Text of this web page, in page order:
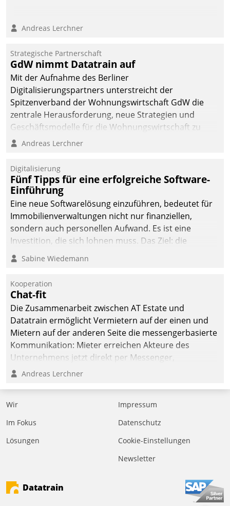
Andreas Lerchner
Strategische Partnerschaft
GdW nimmt Datatrain auf
Mit der Aufnahme des Berliner
Digitalisierungspartners unterstreicht der
Spitzenverband der Wohnungswirtschaft GdW die
zentrale Herausforderung, neue Strategien und
Geschäftsmodelle für die Wohnungswirtschaft zu
entwickeln.
Andreas Lerchner
Digitalisierung
Fünf Tipps für eine erfolgreiche Software-
Einführung
Eine neue Softwarelösung einzuführen, bedeutet für
Immobilienverwaltungen nicht nur finanziellen,
sondern auch personellen Aufwand. Es ist eine
Investition, die sich lohnen muss. Das Ziel: die
nachhaltige Optimierung der Geschäftsabläufe. Damit
dieses Ziel erreicht wird, sollten einige Grundregeln
Sabine Wiedemann
Kooperation
Chat-fit
Die Zusammenarbeit zwischen AT Estate und
Datatrain ermöglicht Vermietern auf der einen und
Mietern auf der anderen Seite die messengerbasierte
Kommunikation: Mieter erreichen Akteure des
Unternehmens jetzt direkt per Messenger,
Mitarbeiter oder Dienstleister empfangen oder
Andreas Lerchner
Wir
Im Fokus
Lösungen
Impressum
Datenschutz
Cookie-Einstellungen
Newsletter
Datatrain